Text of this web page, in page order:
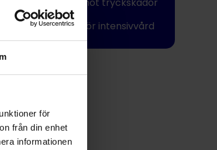
för
från din enhet
informationen
Speciellt för intensivvård